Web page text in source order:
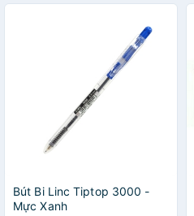
Bút Bi Linc Tiptop 3000 -
Mực Xanh